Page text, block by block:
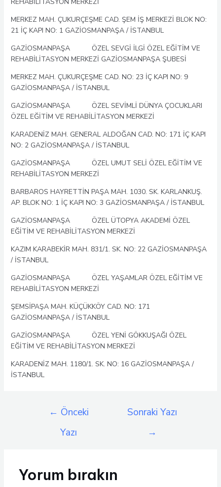
MERKEZ MAH. ÇUKURÇEŞME CAD. ŞEM İŞ MERKEZİ BLOK NO:
21 İÇ KAPI NO: 1 GAZİOSMANPAŞA / İSTANBUL
GAZİOSMANPAŞA ÖZEL SEVGİ İLGİ ÖZEL EĞİTİM VE
REHABİLİTASYON MERKEZİ GAZİOSMANPAŞA ŞUBESİ
MERKEZ MAH. ÇUKURÇEŞME CAD. NO: 23 İÇ KAPI NO: 9
GAZİOSMANPAŞA / İSTANBUL
GAZİOSMANPAŞA ÖZEL SEVİMLİ DÜNYA ÇOCUKLARI
ÖZEL EĞİTİM VE REHABİLİTASYON MERKEZİ
KARADENİZ MAH. GENERAL ALDOĞAN CAD. NO: 171 İÇ KAPI
NO: 2 GAZİOSMANPAŞA / İSTANBUL
GAZİOSMANPAŞA ÖZEL UMUT SELİ ÖZEL EĞİTİM VE
REHABİLİTASYON MERKEZİ
BARBAROS HAYRETTİN PAŞA MAH. 1030. SK. KARLANKUŞ.
AP. BLOK NO: 1 İÇ KAPI NO: 3 GAZİOSMANPAŞA / İSTANBUL
GAZİOSMANPAŞA ÖZEL ÜTOPYA AKADEMİ ÖZEL
EĞİTİM VE REHABİLİTASYON MERKEZİ
KAZIM KARABEKİR MAH. 831/1. SK. NO: 22 GAZİOSMANPAŞA
/ İSTANBUL
GAZİOSMANPAŞA ÖZEL YAŞAMLAR ÖZEL EĞİTİM VE
REHABİLİTASYON MERKEZİ
ŞEMSİPAŞA MAH. KÜÇÜKKÖY CAD. NO: 171
GAZİOSMANPAŞA / İSTANBUL
GAZİOSMANPAŞA ÖZEL YENİ GÖKKUŞAĞI ÖZEL
EĞİTİM VE REHABİLİTASYON MERKEZİ
KARADENİZ MAH. 1180/1. SK. NO: 16 GAZİOSMANPAŞA /
İSTANBUL
gezinmesi
← Önceki
Yazı
Sonraki Yazı
→
Yorum bırakın